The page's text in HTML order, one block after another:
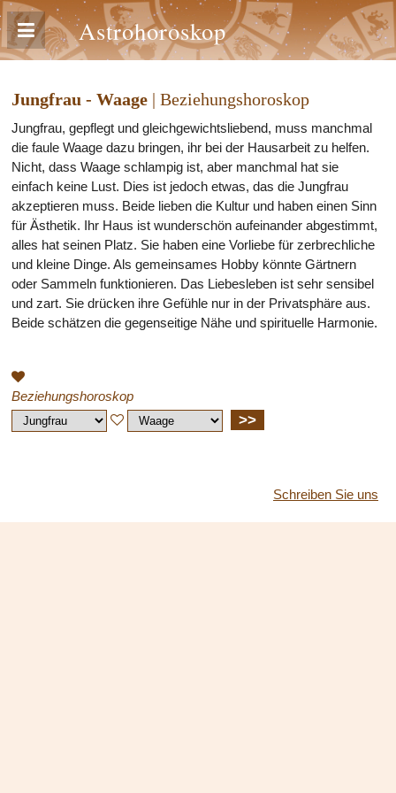
Astrohoroskop
Jungfrau - Waage | Beziehungshoroskop
Jungfrau, gepflegt und gleichgewichtsliebend, muss manchmal
die faule Waage dazu bringen, ihr bei der Hausarbeit zu helfen.
Nicht, dass Waage schlampig ist, aber manchmal hat sie
einfach keine Lust. Dies ist jedoch etwas, das die Jungfrau
akzeptieren muss. Beide lieben die Kultur und haben einen Sinn
für Ästhetik. Ihr Haus ist wunderschön aufeinander abgestimmt,
alles hat seinen Platz. Sie haben eine Vorliebe für zerbrechliche
und kleine Dinge. Als gemeinsames Hobby könnte Gärtnern
oder Sammeln funktionieren. Das Liebesleben ist sehr sensibel
und zart. Sie drücken ihre Gefühle nur in der Privatsphäre aus.
Beide schätzen die gegenseitige Nähe und spirituelle Harmonie.
Beziehungshoroskop
>>
Schreiben Sie uns